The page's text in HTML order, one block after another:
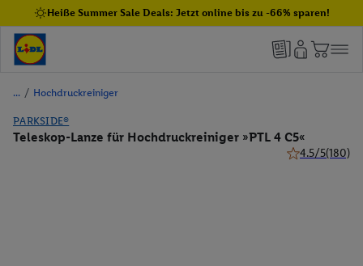
Heiße Summer Sale Deals: Jetzt online bis zu -66% sparen!
/ Hochdruckreiniger
PARKSIDE®
Teleskop-Lanze für Hochdruckreiniger »PTL 4 C5«
4.5/5(180)